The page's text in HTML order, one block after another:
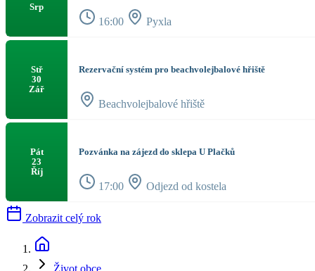
Srp
16:00 Pyxla
Stř
30
Zář
Rezervační systém pro beachvolejbalové hřiště
Beachvolejbalové hřiště
Pát
23
Říj
Pozvánka na zájezd do sklepa U Plačků
17:00 Odjezd od kostela
Zobrazit celý rok